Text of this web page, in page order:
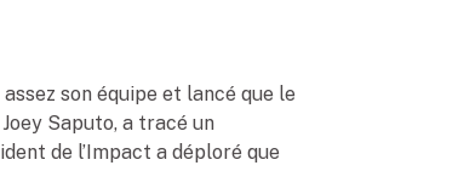
son équipe et lancé que le
Saputo, a tracé un
de l’Impact a déploré que